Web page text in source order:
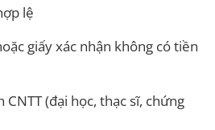
lệ
giấy xác nhận không có tiền
(đại học, thạc sĩ, chứng